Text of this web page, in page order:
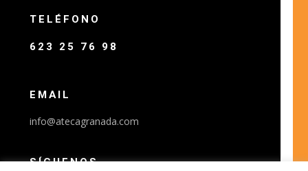
TELÉFONO
623 25 76 98
EMAIL
info@atecagranada.com
SÍGUENOS